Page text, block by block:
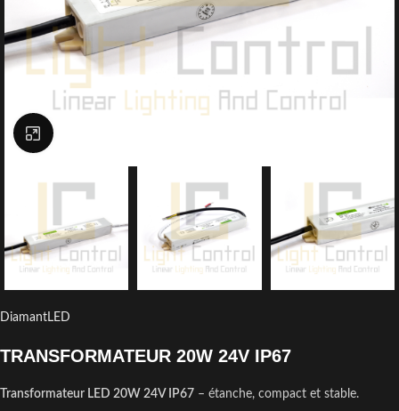
Click to enlarge
DiamantLED
TRANSFORMATEUR 20W 24V IP67
Transformateur LED 20W 24V IP67 – étanche, compact et stable.